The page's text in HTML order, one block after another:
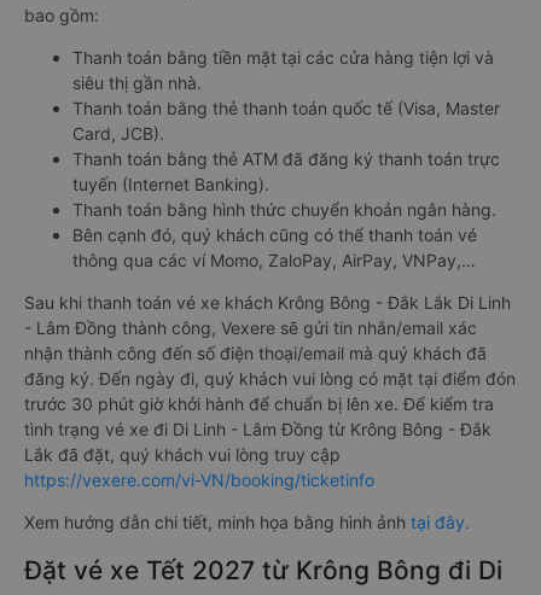
bao gồm:
Thanh toán bằng tiền mặt tại các cửa hàng tiện lợi và
siêu thị gần nhà.
Thanh toán bằng thẻ thanh toán quốc tế (Visa, Master
Card, JCB).
Thanh toán bằng thẻ ATM đã đăng ký thanh toán trực
tuyến (Internet Banking).
Thanh toán bằng hình thức chuyển khoản ngân hàng.
Bên cạnh đó, quý khách cũng có thể thanh toán vé
thông qua các ví Momo, ZaloPay, AirPay, VNPay,…
Sau khi thanh toán vé xe khách Krông Bông - Đắk Lắk Di Linh
- Lâm Đồng thành công, Vexere sẽ gửi tin nhắn/email xác
nhận thành công đến số điện thoại/email mà quý khách đã
đăng ký. Đến ngày đi, quý khách vui lòng có mặt tại điểm đón
trước 30 phút giờ khởi hành để chuẩn bị lên xe. Để kiểm tra
tình trạng vé xe đi Di Linh - Lâm Đồng từ Krông Bông - Đắk
Lắk đã đặt, quý khách vui lòng truy cập
https://vexere.com/vi-VN/booking/ticketinfo
Xem hướng dẫn chi tiết, minh họa bằng hình ảnh tại đây.
Đặt vé xe Tết 2027 từ Krông Bông đi Di